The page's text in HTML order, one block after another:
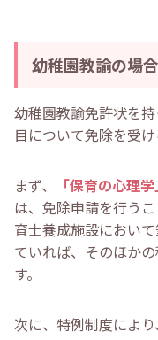
幼稚園教諭の場合
幼稚園教諭免許状を持
目について免除を受け
まず、 「保育の心理
は、免除申請を行うこ
育士養成施設におい
ていれば、そのほか
す。
次に、特例制度により